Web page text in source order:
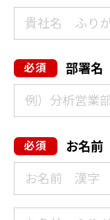
部署名
お名前